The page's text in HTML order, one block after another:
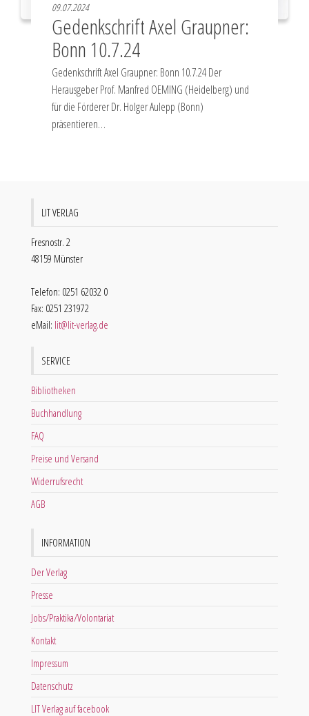
09.07.2024
Gedenkschrift Axel Graupner:
Bonn 10.7.24
Gedenkschrift Axel Graupner: Bonn 10.7.24 Der
Herausgeber Prof. Manfred OEMING (Heidelberg) und
für die Förderer Dr. Holger Aulepp (Bonn)
präsentieren…
LIT VERLAG
Fresnostr. 2
48159 Münster
Telefon: 0251 62032 0
Fax: 0251 231972
eMail: lit@lit-verlag.de
SERVICE
Bibliotheken
Buchhandlung
FAQ
Preise und Versand
Widerrufsrecht
AGB
INFORMATION
Der Verlag
Presse
Jobs/Praktika/Volontariat
Kontakt
Impressum
Datenschutz
LIT Verlag auf facebook